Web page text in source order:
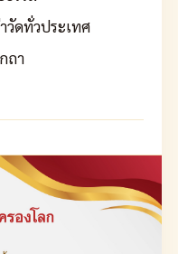
วัดทั่วประเทศ
ถา